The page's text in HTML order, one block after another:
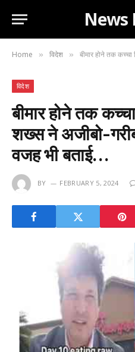
News
Home » विदेश » बीमार होने तक कच्चा चिकन
विदेश
बीमार होने तक
शख्स ने अजीबो-
वजह भी बताई…
BY FEBRUARY 5, 2024